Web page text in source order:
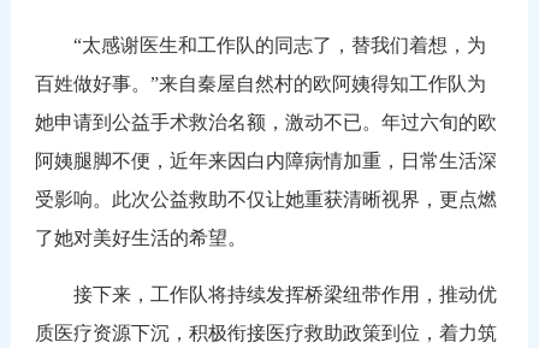
“太感谢医生和工作队的同志了，替我们着想，为
百姓做好事。”来自秦屋自然村的欧阿姨得知工作队为
她申请到公益手术救治名额，激动不已。年过六旬的欧
阿姨腿脚不便，近年来因白内障病情加重，日常生活深
受影响。此次公益救助不仅让她重获清晰视界，更点燃
了她对美好生活的希望。
接下来，工作队将持续发挥桥梁纽带作用，推动优
质医疗资源下沉，积极衔接医疗救助政策到位，着力筑